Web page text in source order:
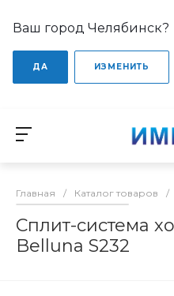
Ваш город Челябинск?
ДА ИЗМЕНИТЬ
Главная / Каталог товаров /
Сплит-система
Belluna S232